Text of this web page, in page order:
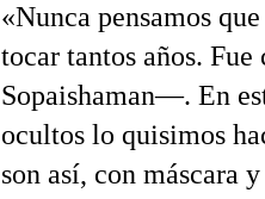
«Nunca pensamos
tocar tantos años.
Sopaishaman—. En
ocultos lo quisimos
son así, con máscara